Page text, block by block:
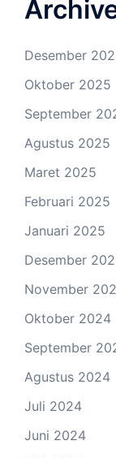
Desember
Oktober 2025
September
Agustus 2025
Maret 2025
Februari 2025
Januari 2025
Desember
November
Oktober 2024
September
Agustus 2024
Juli 2024
Juni 2024